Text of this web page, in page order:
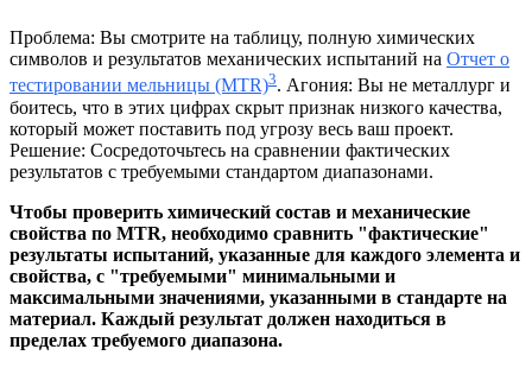
Проблема: Вы смотрите на таблицу, полную химических
символов и результатов механических испытаний на Отчет о
тестировании мельницы (MTR)3. Агония: Вы не металлург и
боитесь, что в этих цифрах скрыт признак низкого качества,
который может поставить под угрозу весь ваш проект.
Решение: Сосредоточьтесь на сравнении фактических
результатов с требуемыми стандартом диапазонами.
Чтобы проверить химический состав и механические
свойства по MTR, необходимо сравнить "фактические"
результаты испытаний, указанные для каждого элемента и
свойства, с "требуемыми" минимальными и
максимальными значениями, указанными в стандарте на
материал. Каждый результат должен находиться в
пределах требуемого диапазона.